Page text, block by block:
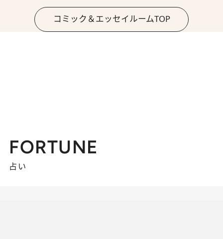
コミック＆エッセイルームTOP
FORTUNE
占い